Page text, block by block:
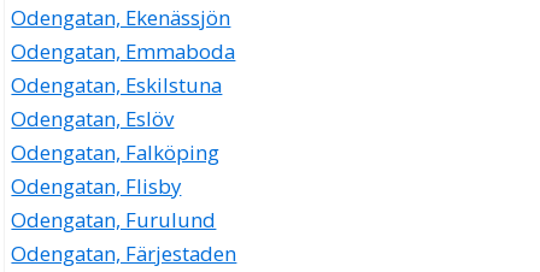
Odengatan, Ekenässjön
Odengatan, Emmaboda
Odengatan, Eskilstuna
Odengatan, Eslöv
Odengatan, Falköping
Odengatan, Flisby
Odengatan, Furulund
Odengatan, Färjestaden